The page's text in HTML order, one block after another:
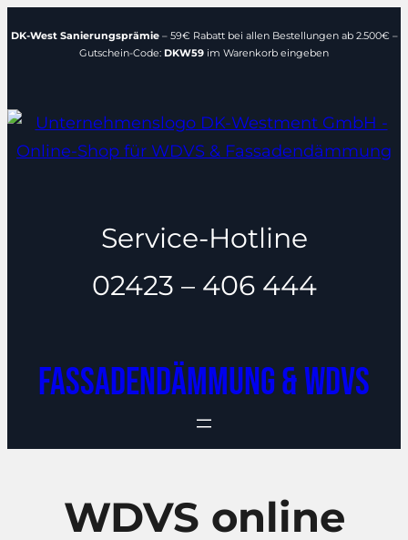
DK-West Sanierungsprämie– 59€ Rabatt bei allen Bestellungen ab 2.500€ –
Gutschein-Code: DKW59 im Warenkorb eingeben
Service-Hotline
02423 – 406 444
Fassadendämmung & WDVS
WDVS online